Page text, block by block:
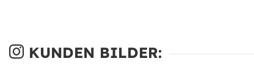
KUNDEN BILDER: